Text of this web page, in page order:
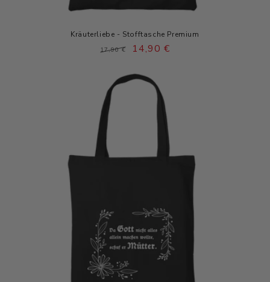
Kräuterliebe - Stofftasche Premium
Normaler
17,90 €
Verkaufspreis
14,90 €